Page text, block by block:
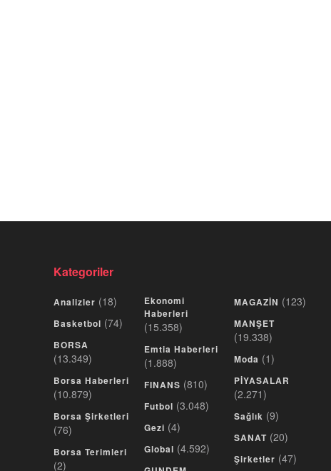
Kategoriler
Analizler (18)
Basketbol (74)
BORSA
(13.349)
Borsa Haberleri
(10.879)
Borsa Şirketleri
(76)
Borsa Terimleri
(2)
Ekonomi
Haberleri
(15.358)
Emtia Haberleri
(1.888)
FINANS (810)
Futbol (3.048)
Gezi (4)
Global (4.592)
MAGAZİN (123)
MANŞET
(19.338)
Moda (1)
PİYASALAR
(2.271)
Sağlık (9)
SANAT (20)
Şirketler (47)